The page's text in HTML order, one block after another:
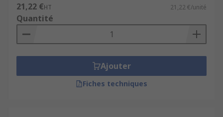
21,22 €HT 21,22 €/unité
Quantité
Ajouter
Fiches techniques